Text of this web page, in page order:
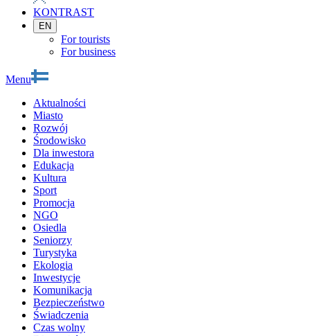
KONTRAST
EN
For tourists
For business
Menu
Aktualności
Miasto
Rozwój
Środowisko
Dla inwestora
Edukacja
Kultura
Sport
Promocja
NGO
Osiedla
Seniorzy
Turystyka
Ekologia
Inwestycje
Komunikacja
Bezpieczeństwo
Świadczenia
Czas wolny